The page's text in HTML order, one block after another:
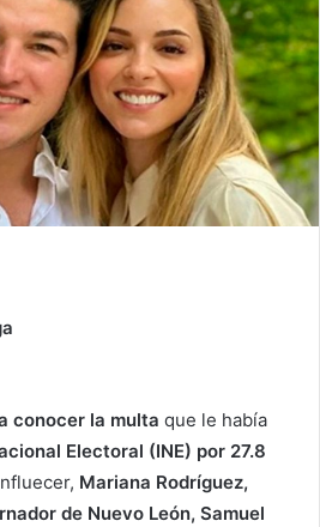
conocer la multa que le había
Electoral (INE) por 27.8
Mariana Rodríguez,
de Nuevo León, Samuel